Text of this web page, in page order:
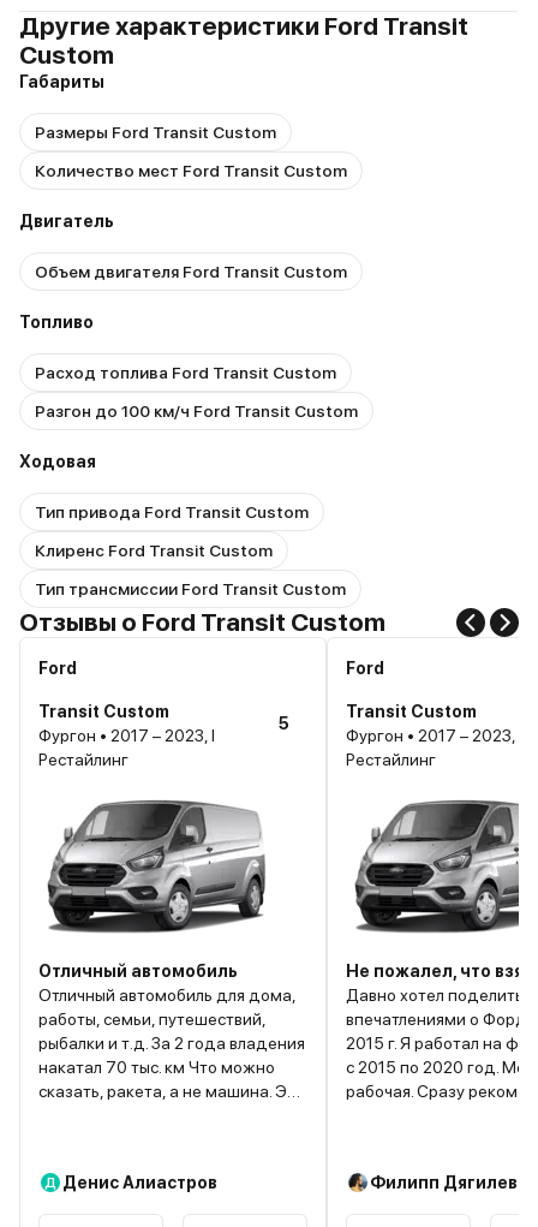
Другие характеристики Ford Transit
Custom
Габариты
Размеры Ford Transit Custom
Количество мест Ford Transit Custom
Двигатель
Объем двигателя Ford Transit Custom
Топливо
Расход топлива Ford Transit Custom
Разгон до 100 км/ч Ford Transit Custom
Ходовая
Тип привода Ford Transit Custom
Клиренс Ford Transit Custom
Тип трансмиссии Ford Transit Custom
Отзывы о Ford Transit Custom
Ford
Transit Custom
Фургон • 2017 – 2023, I
Рестайлинг
5
Отличный автомобиль
Отличный автомобиль для дома,
работы, семьи, путешествий,
рыбалки и т.д. За 2 года владения
накатал 70 тыс. км Что можно
сказать, ракета, а не машина. Это
семейного бюджета. За два года
использования, он полностью
Д Денис Алиастров
Ford
Transit Custom
Фургон • 2017 – 2023, I
Рестайлинг
Не пожалел, что взял
Давно хотел
впечатлениями о
2015 г. Я работал на
с 2015 по 2020 год. Моделька
рабочая. Сразу
но есть в этом смысл:
уменьшилась нагрузка
Филипп Дягилев